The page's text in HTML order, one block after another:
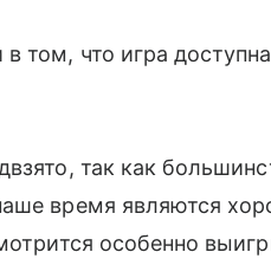
том, что игра
так как
время являются
особенно